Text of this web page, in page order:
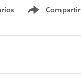
Compartir
Show menu